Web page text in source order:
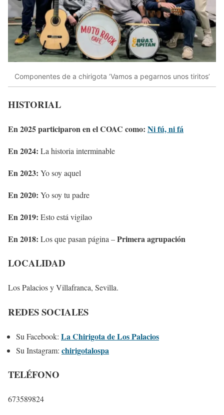
Componentes de a chirigota ‘Vamos a pegarnos unos tiritos’
HISTORIAL
En 2025 participaron en el COAC como: Ni fú, ni fá
En 2024: La historia interminable
En 2023: Yo soy aquel
En 2020: Yo soy tu padre
En 2019: Esto está vigilao
En 2018: Los que pasan página –Primera agrupación
LOCALIDAD
Los Palacios y Villafranca, Sevilla.
REDES SOCIALES
Su Facebook: La Chirigota de Los Palacios
Su Instagram: chirigotalospa
TELÉFONO
673589824